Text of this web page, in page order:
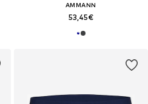
AMMANN
53,45€